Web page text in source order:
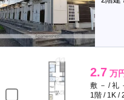
2.7 万
敷 － / 礼
1階 / 1K /